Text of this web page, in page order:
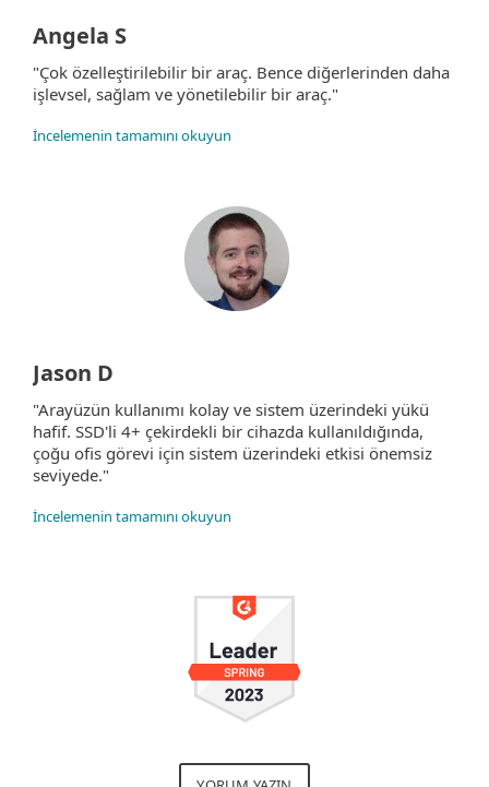
Angela S
"Çok özelleştirilebilir bir araç. Bence diğerlerinden daha
işlevsel, sağlam ve yönetilebilir bir araç."
İncelemenin tamamını okuyun
Jason D
"Arayüzün kullanımı kolay ve sistem üzerindeki yükü
hafif. SSD'li 4+ çekirdekli bir cihazda kullanıldığında,
çoğu ofis görevi için sistem üzerindeki etkisi önemsiz
seviyede."
İncelemenin tamamını okuyun